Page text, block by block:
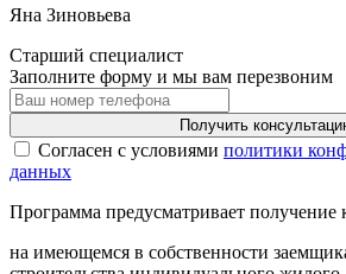
Яна Зиновьева
Старший специалист
Заполните форму и мы вам перезвоним
Получить
Cогласен с условиями политики
данных
Программа предусматривает получение
на имеющемся в собственности